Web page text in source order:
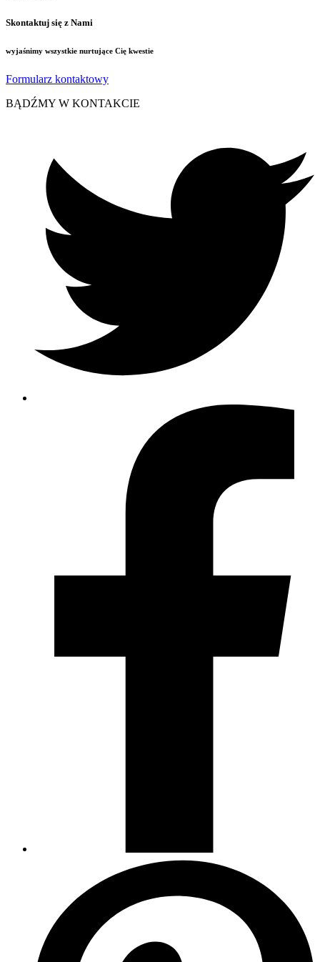
Skontaktuj się z Nami
wyjaśnimy wszystkie nurtujące Cię kwestie
Formularz kontaktowy
BĄDŹMY W KONTAKCIE